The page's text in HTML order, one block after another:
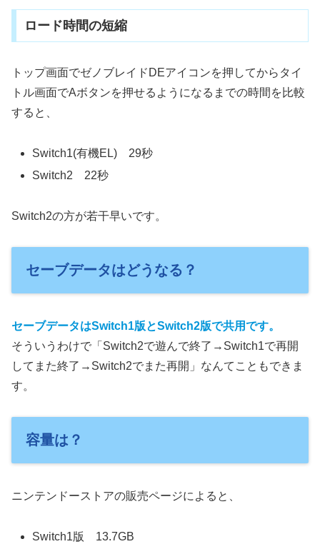
ロード時間の短縮
トップ画面でゼノブレイドDEアイコンを押してからタイ
トル画面でAボタンを押せるようになるまでの時間を比較
すると、
Switch1(有機EL) 29秒
Switch2 22秒
Switch2の方が若干早いです。
セーブデータはどうなる？
セーブデータはSwitch1版とSwitch2版で共用です。
そういうわけで「Switch2で遊んで終了→Switch1で再開
してまた終了→Switch2でまた再開」なんてこともできま
す。
容量は？
ニンテンドーストアの販売ページによると、
Switch1版 13.7GB